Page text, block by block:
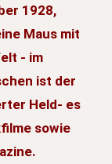
1928,
Maus mit
- im
ist der
Held- es
sowie